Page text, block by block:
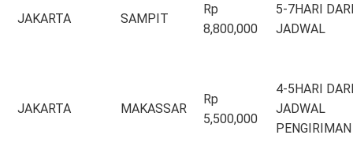
JAKARTA SAMPIT
Rp
8,800,000
5-7HARI
JADWAL
JAKARTA MAKASSAR
Rp
5,500,000
4-5HARI
JADWAL
PENGIRIMAN